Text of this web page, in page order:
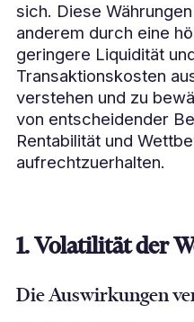
sich. Diese
anderem durch eine
geringere Liquidität
Transaktionskosten
verstehen und zu
von entscheidender
Rentabilität und
aufrechtzuerhalten.
1. Volatilität der
Die Auswirkungen